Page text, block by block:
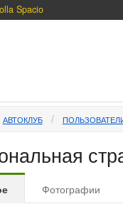
Spacio
АВТОКЛУБ
Фотографии